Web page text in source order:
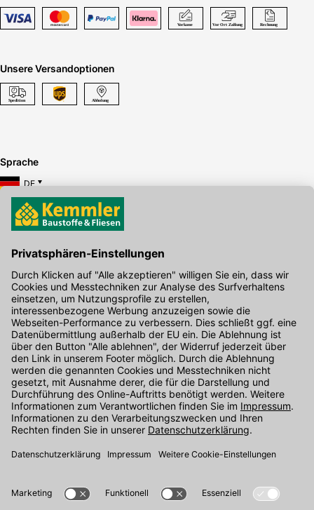
Unsere Versandoptionen
Sprache
DE
Hier gibt's die kostenlose App
Kontakt
Unser Onlineshop Team ist montags bis freitags von 08:00 - 17:00
Uhr unter der Telefonnummer07071 / 151-151für Sie erreichbar.
Alternativ können Sie unser Kontaktformular nutzen.
Den Kontakt direkt in unsere Niederlassungen finden Sie